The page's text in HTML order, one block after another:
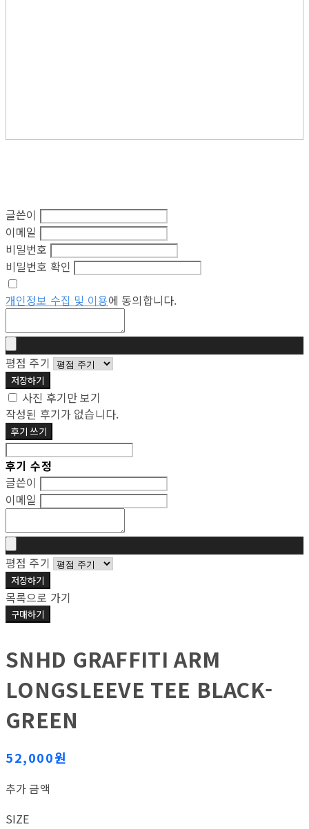
글쓴이
이메일
비밀번호
비밀번호 확인
개인정보 수집 및 이용에 동의합니다.
평점 주기
저장하기
사진 후기만 보기
작성된 후기가 없습니다.
후기 쓰기
후기 수정
글쓴이
이메일
평점 주기
저장하기
목록으로 가기
구매하기
SNHD GRAFFITI ARM
LONGSLEEVE TEE BLACK-
GREEN
52,000원
추가 금액
SIZE